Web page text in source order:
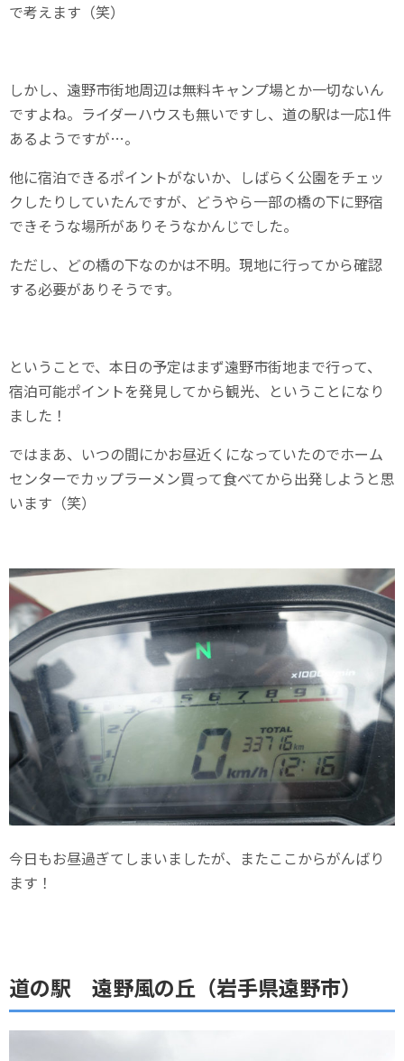
で考えます（笑）
しかし、遠野市街地周辺は無料キャンプ場とか一切ないん
ですよね。ライダーハウスも無いですし、道の駅は一応1件
あるようですが…。
他に宿泊できるポイントがないか、しばらく公園をチェッ
クしたりしていたんですが、どうやら一部の橋の下に野宿
できそうな場所がありそうなかんじでした。
ただし、どの橋の下なのかは不明。現地に行ってから確認
する必要がありそうです。
ということで、本日の予定はまず遠野市街地まで行って、
宿泊可能ポイントを発見してから観光、ということになり
ました！
ではまあ、いつの間にかお昼近くになっていたのでホーム
センターでカップラーメン買って食べてから出発しようと思
います（笑）
今日もお昼過ぎてしまいましたが、またここからがんばり
ます！
道の駅 遠野風の丘（岩手県遠野市）